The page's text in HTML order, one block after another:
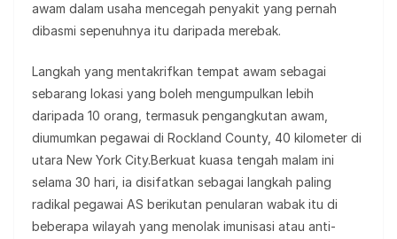
awam dalam usaha mencegah penyakit yang pernah
dibasmi sepenuhnya itu daripada merebak.
Langkah yang mentakrifkan tempat awam sebagai
sebarang lokasi yang boleh mengumpulkan lebih
daripada 10 orang, termasuk pengangkutan awam,
diumumkan pegawai di Rockland County, 40 kilometer di
utara New York City.Berkuat kuasa tengah malam ini
selama 30 hari, ia disifatkan sebagai langkah paling
radikal pegawai AS berikutan penularan wabak itu di
beberapa wilayah yang menolak imunisasi atau anti-